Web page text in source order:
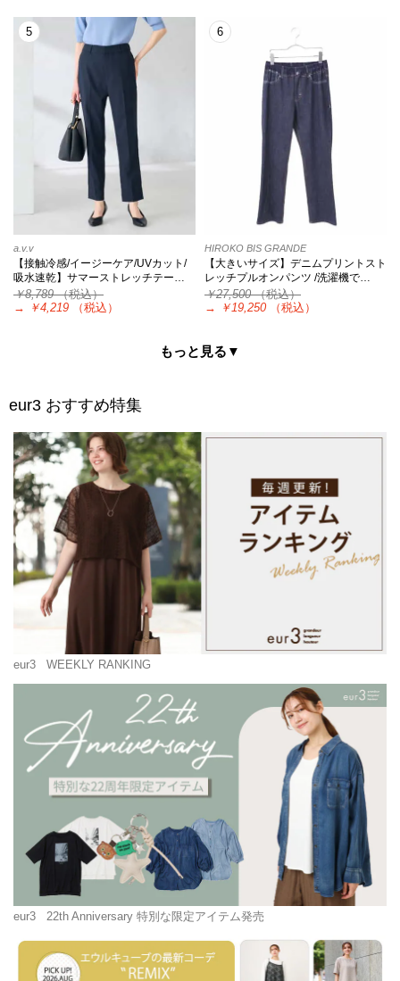
5
a.v.v
【接触冷感/イージーケア/UVカット/
吸水速乾】サマーストレッチテー…
￥8,789（税込）
→
￥4,219 （税込）
6
HIROKO BIS GRANDE
【大きいサイズ】デニムプリントスト
レッチプルオンパンツ /洗濯機で…
￥27,500（税込）
→
￥19,250 （税込）
もっと見る▼
eur3 おすすめ特集
eur3 WEEKLY RANKING
eur3 22th Anniversary 特別な限定アイテム発売